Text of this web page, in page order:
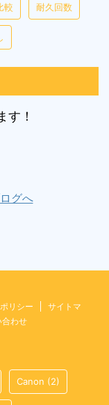
較 耐久回数
す！
リシー
サイトマ
合わせ
Canon (2)